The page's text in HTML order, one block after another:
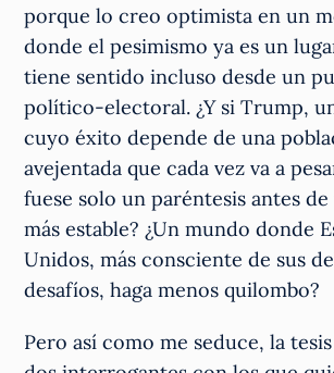
porque lo creo optimista en un
donde el pesimismo ya es un
tiene sentido incluso desde un
político-electoral. ¿Y si Trump,
cuyo éxito depende de una
avejentada que cada vez va a
fuese solo un paréntesis antes
más estable? ¿Un mundo donde
Unidos, más consciente de sus
desafíos, haga menos quilombo?
Pero así como me seduce, la